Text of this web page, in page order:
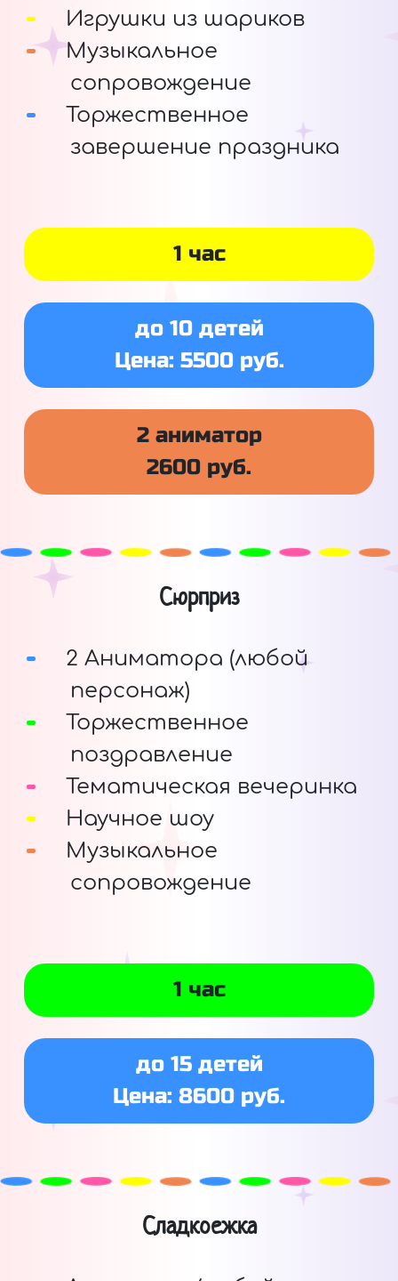
Игрушки из шариков
Музыкальное
сопровождение
Торжественное
завершение праздника
1 час
до 10 детей
Цена: 5500 руб.
2 аниматор
2600 руб.
Сюрприз
2 Аниматора (любой
персонаж)
Торжественное
поздравление
Тематическая вечеринка
Научное шоу
Музыкальное
сопровождение
1 час
до 15 детей
Цена: 8600 руб.
Сладкоежка